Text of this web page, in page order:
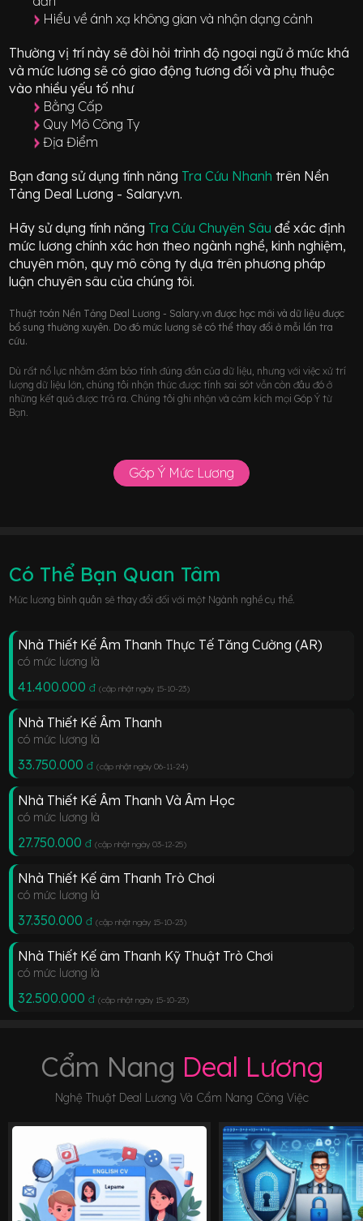
Hiểu về ánh xạ không gian và nhận dạng cảnh
Thường vị trí này sẽ đòi hỏi trình độ ngoại ngữ ở mứckhá
và mức lương sẽ có giao động tương đối và phụ thuộc
vào nhiều yếu tố như
Bằng Cấp
Quy Mô Công Ty
Địa Điểm
Bạn đang sử dụng tính năng Tra Cứu Nhanh trên Nền
Tảng Deal Lương - Salary.vn.
Hãy sử dụng tính năng Tra Cứu Chuyên Sâuđể xác định
mức lương chính xác hơn theo ngành nghề, kinh nghiệm,
chuyên môn, quy mô công ty dựa trên phương pháp
luận chuyên sâu của chúng tôi.
Thuật toán Nền Tảng Deal Lương - Salary.vn được học mới và dữ liệu được
bổ sung thường xuyên. Do đó mức lương sẽ có thể thay đổi ở mỗi lần tra
cứu.
Dù rất nổ lực nhằm đảm bảo tính đúng đắn của dữ liệu, nhưng với việc xử trí
lượng dữ liệu lớn, chúng tôi nhận thức được tính sai sót vẫn còn đâu đó ở
những kết quả được trả ra. Chúng tôi ghi nhận và cảm kích mọi Góp Ý từ
Bạn.
Góp Ý Mức Lương
Có Thể Bạn Quan Tâm
Mức lương bình quân sẽ thay đổi đối với một Ngành nghề cụ thể.
Nhà Thiết Kế Âm Thanh Thực Tế Tăng Cường (AR)
có mức lương là
41.400.000 đ (cập nhật ngày 15-10-23)
Nhà Thiết Kế Âm Thanh
có mức lương là
33.750.000 đ (cập nhật ngày 06-11-24)
Nhà Thiết Kế Âm Thanh Và Âm Học
có mức lương là
27.750.000 đ (cập nhật ngày 03-12-25)
Nhà Thiết Kế âm Thanh Trò Chơi
có mức lương là
37.350.000 đ (cập nhật ngày 15-10-23)
Nhà Thiết Kế âm Thanh Kỹ Thuật Trò Chơi
có mức lương là
32.500.000 đ (cập nhật ngày 15-10-23)
Cẩm Nang Deal Lương
Nghệ Thuật Deal Lương Và Cẩm Nang Công Việc